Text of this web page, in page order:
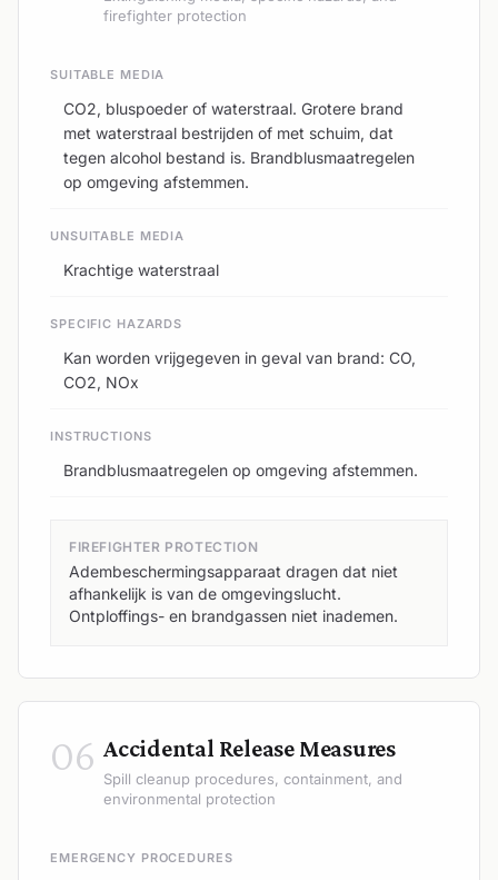
firefighter protection
SUITABLE MEDIA
CO2, bluspoeder of waterstraal. Grotere brand
met waterstraal bestrijden of met schuim, dat
tegen alcohol bestand is. Brandblusmaatregelen
op omgeving afstemmen.
UNSUITABLE MEDIA
Krachtige waterstraal
SPECIFIC HAZARDS
Kan worden vrijgegeven in geval van brand: CO,
CO2, NOx
INSTRUCTIONS
Brandblusmaatregelen op omgeving afstemmen.
FIREFIGHTER PROTECTION
Adembeschermingsapparaat dragen dat niet
afhankelijk is van de omgevingslucht.
Ontploffings- en brandgassen niet inademen.
06 Accidental Release Measures
Spill cleanup procedures, containment, and
environmental protection
EMERGENCY PROCEDURES